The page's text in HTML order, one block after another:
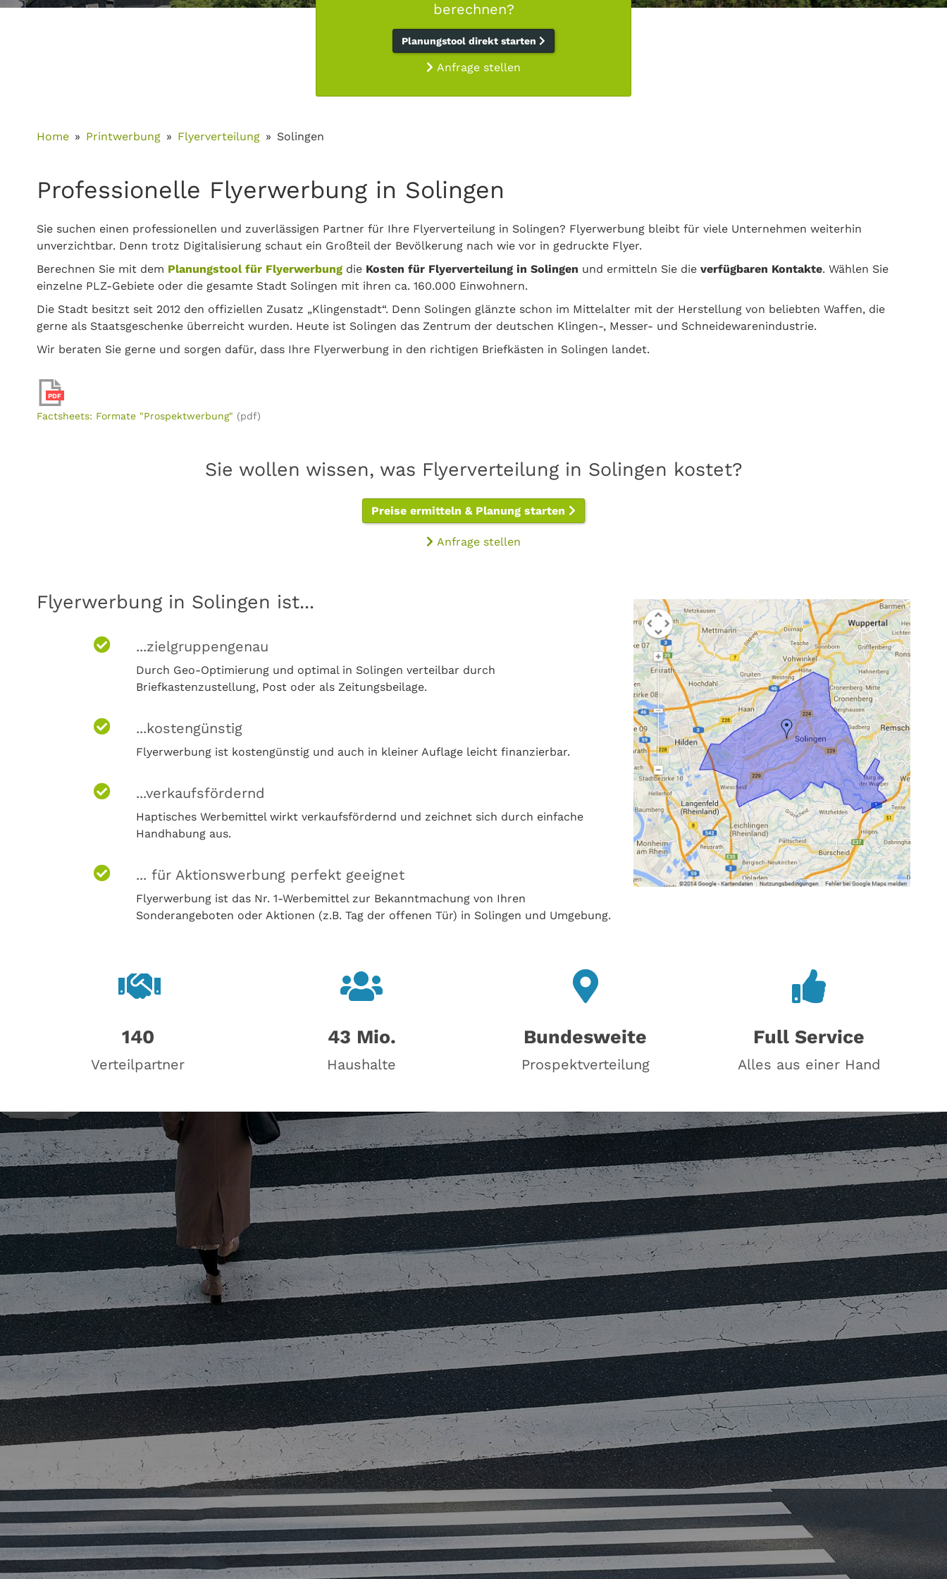
berechnen?
Planungstool direkt starten
Anfrage stellen
Home Printwerbung Flyerverteilung Solingen
Professionelle Flyerwerbung in Solingen
Sie suchen einen professionellen und zuverlässigen Partner für Ihre Flyerverteilung in Solingen? Flyerwerbung bleibt für viele Unternehmen weiterhin
unverzichtbar. Denn trotz Digitalisierung schaut ein Großteil der Bevölkerung nach wie vor in gedruckte Flyer.
Berechnen Sie mit dem Planungstool für Flyerwerbung die Kosten für Flyerverteilung in Solingen und ermitteln Sie die verfügbaren Kontakte. Wählen Sie
einzelne PLZ-Gebiete oder die gesamte Stadt Solingen mit ihren ca. 160.000 Einwohnern.
Die Stadt besitzt seit 2012 den offiziellen Zusatz „Klingenstadt“. Denn Solingen glänzte schon im Mittelalter mit der Herstellung von beliebten Waffen, die
gerne als Staatsgeschenke überreicht wurden. Heute ist Solingen das Zentrum der deutschen Klingen-, Messer- und Schneidewarenindustrie.
Wir beraten Sie gerne und sorgen dafür, dass Ihre Flyerwerbung in den richtigen Briefkästen in Solingen landet.
PDF
Factsheets: Formate "Prospektwerbung" (pdf)
Sie wollen wissen, was Flyerverteilung in Solingen kostet?
Preise ermitteln & Planung starten
Anfrage stellen
Flyerwerbung in Solingen ist...
...zielgruppengenau
Durch Geo-Optimierung und optimal in Solingen verteilbar durch
Briefkastenzustellung, Post oder als Zeitungsbeilage.
...kostengünstig
Flyerwerbung ist kostengünstig und auch in kleiner Auflage leicht finanzierbar.
...verkaufsfördernd
Haptisches Werbemittel wirkt verkaufsfördernd und zeichnet sich durch einfache
Handhabung aus.
... für Aktionswerbung perfekt geeignet
Flyerwerbung ist das Nr. 1-Werbemittel zur Bekanntmachung von Ihren
Sonderangeboten oder Aktionen (z.B. Tag der offenen Tür) in Solingen und Umgebung.
140
Verteilpartner
43 Mio.
Haushalte
Bundesweite
Prospektverteilung
Full Service
Alles aus einer Hand